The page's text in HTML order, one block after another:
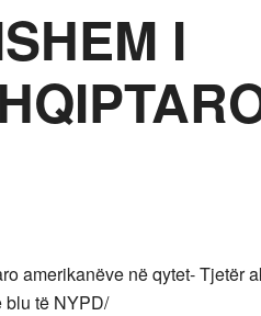
I
amerikanëve në qytet- Tjetër
blu të NYPD/